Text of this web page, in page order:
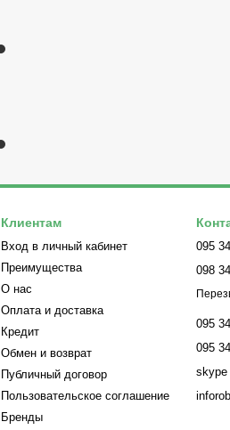
Клиентам
Вход в личный кабинет
Преимущества
О нас
Оплата и доставка
Кредит
Обмен и возврат
Публичный договор
Пользовательское соглашение
Бренды
095
098
095
095
skype